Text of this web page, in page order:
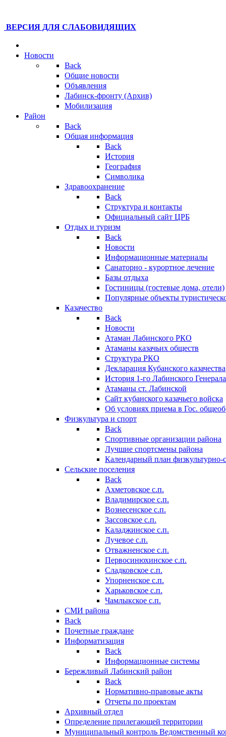
ВЕРСИЯ ДЛЯ СЛАБОВИДЯЩИХ
Новости
Back
Общие новости
Объявления
Лабинск-фронту (Архив)
Мобилизация
Район
Back
Общая информация
Back
История
География
Символика
Здравоохранение
Back
Структура и контакты
Официальный сайт ЦРБ
Отдых и туризм
Back
Новости
Информационные материалы
Санаторно - курортное лечение
Базы отдыха
Гостиницы (гостевые дома, отели)
Популярные объекты
Казачество
Back
Новости
Атаман Лабинского РКО
Атаманы казачьих обществ
Структура РКО
Декларация Кубанского казачества
История 1-го Лабинского
Атаманы ст. Лабинской
Cайт кубанского казачьего войска
Об условиях приема в Гос.
Физкультура и спорт
Back
Спортивные организации района
Лучшие спортсмены района
Календарный план
Сельские поселения
Back
Ахметовское с.п.
Владимирское с.п.
Вознесенское с.п.
Зассовское с.п.
Каладжинское с.п.
Лучевое с.п.
Отважненское с.п.
Первосинюхинское с.п.
Сладковское с.п.
Упорненское с.п.
Харьковское с.п.
Чамлыкское с.п.
СМИ района
Back
Почетные граждане
Информатизация
Back
Информационные системы
Бережливый Лабинский район
Back
Нормативно-правовые акты
Отчеты по проектам
Архивный отдел
Определение прилегающей территории
Муниципальный контроль Ведомственный